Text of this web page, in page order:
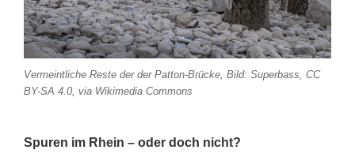
Vermeintliche Reste der der Patton-Brücke, Bild: Superbass, CC
BY-SA 4.0, via Wikimedia Commons
Spuren im Rhein – oder doch nicht?